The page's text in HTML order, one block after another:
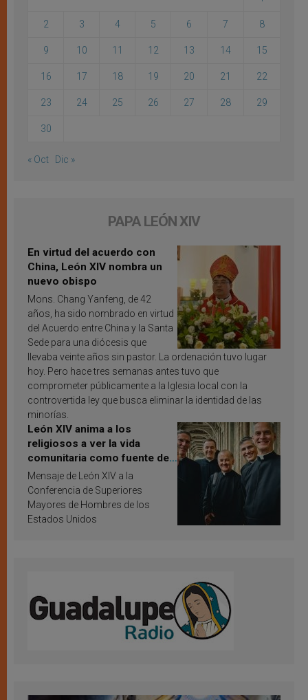
2 3 4 5 6 7 8
9 10 11 12 13 14 15
16 17 18 19 20 21 22
23 24 25 26 27 28 29
30
« Oct Dic »
PAPA LEÓN XIV
En virtud del acuerdo con
China, León XIV nombra un
nuevo obispo
Mons. Chang Yanfeng, de 42
años, ha sido nombrado en virtud
del Acuerdo entre China y la Santa
Sede para una diócesis que
llevaba veinte años sin pastor. La ordenación tuvo lugar
hoy. Pero hace tres semanas antes tuvo que
comprometer públicamente a la Iglesia local con la
controvertida ley que busca eliminar la identidad de las
minorías.
León XIV anima a los
religiosos a ver la vida
comunitaria como fuente de
inspiración y santificación
Mensaje de León XIV a la
Conferencia de Superiores
Mayores de Hombres de los
Estados Unidos